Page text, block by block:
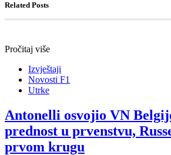
Related Posts
Pročitaj više
Izvještaji
Novosti F1
Utrke
Antonelli osvojio VN
prednost u prvenstvu,
prvom krugu